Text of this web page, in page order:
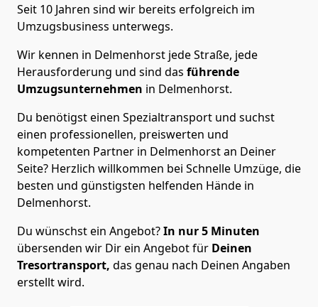
Seit 10 Jahren sind wir bereits erfolgreich im
Umzugsbusiness unterwegs.
Wir kennen in Delmenhorst jede Straße, jede
Herausforderung und sind das führende
Umzugsunternehmen in Delmenhorst.
Du benötigst einen Spezialtransport und suchst
einen professionellen, preiswerten und
kompetenten Partner in Delmenhorst an Deiner
Seite? Herzlich willkommen bei Schnelle Umzüge, die
besten und günstigsten helfenden Hände in
Delmenhorst.
Du wünschst ein Angebot?In nur 5 Minuten
übersenden wir Dir ein Angebot für Deinen
Tresortransport, das genau nach Deinen Angaben
erstellt wird.